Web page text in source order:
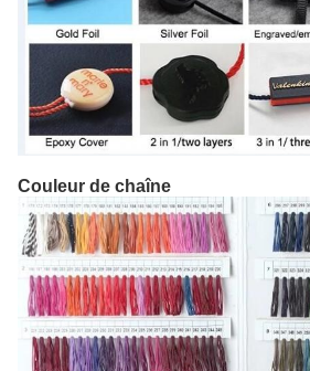
Couleur de chaîne